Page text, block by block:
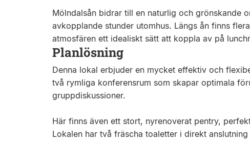
Mölndalsån bidrar till en naturlig och grönskande
avkopplande stunder utomhus. Längs ån finns
atmosfären ett idealiskt sätt att koppla av på
Planlösning
Denna lokal erbjuder en mycket effektiv och
två rymliga konferensrum som skapar optimala
gruppdiskussioner.
Här finns även ett stort, nyrenoverat pentry,
Lokalen har två fräscha toaletter i direkt